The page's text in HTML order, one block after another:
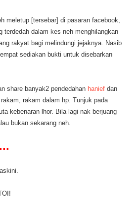
meletup [tersebar] di pasaran facebook,
terdedah dalam kes neh menghilangkan
rakyat bagi melindungi jejaknya. Nasib
sediakan bukti untuk disebarkan
share banyak2 pendedahan hanief dan
rakam dalam hp. Tunjuk pada
kebenaran lhor. Bila lagi nak berjuang
bukan sekarang neh.